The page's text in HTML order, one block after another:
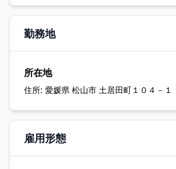
勤務地
所在地
住所: 愛媛県 松山市 土居田町１０４－１
雇用形態